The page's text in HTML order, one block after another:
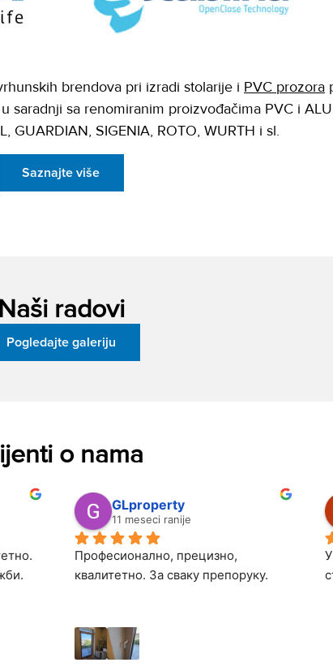
brendova pri izradi stolarije i PVC prozora
saradnji sa renomiranim proizvođačima PVC i
GUARDIAN, SIGENIA, ROTO, WURTH i sl.
Saznajte više
Naši radovi
Pogledajte galeriju
o nama
GLproperty
11 meseci ranije
Професионално, прецизно,
квалитетно. За сваку препоруку.